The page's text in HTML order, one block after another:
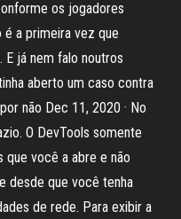
os jogadores
a primeira vez que
já nem falo noutros
aberto um caso contra
não Dec 11, 2020 · No
O DevTools somente
você a abre e não
desde que você tenha
de rede. Para exibir a